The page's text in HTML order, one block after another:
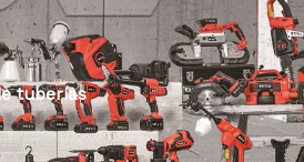
tuberías